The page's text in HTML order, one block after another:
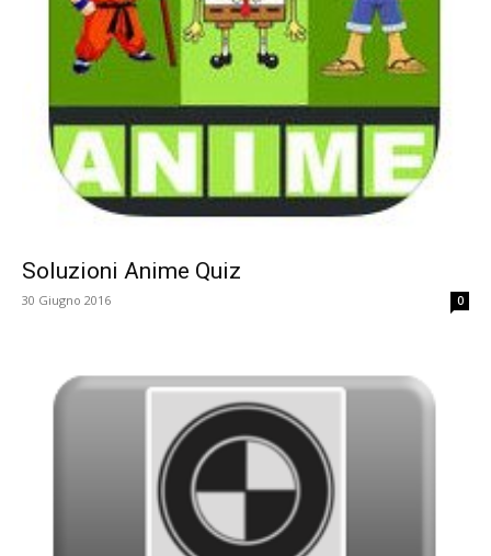
Soluzioni Anime Quiz
30 Giugno 2016 0